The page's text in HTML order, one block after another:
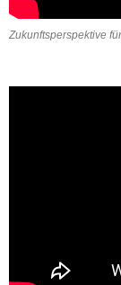
Zukunftsperspektive